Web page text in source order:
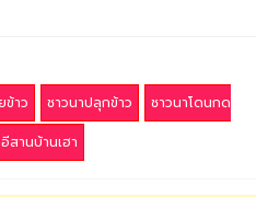
ข้าว ชาวนาปลุกข้าว
ชาวนาโดนกด
อีสานบ้านเฮา